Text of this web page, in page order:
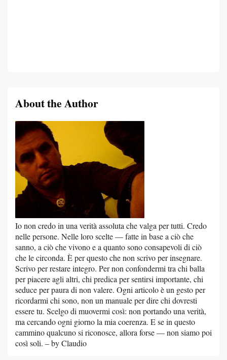
About the Author
Io non credo in una verità assoluta che valga per tutti. Credo
nelle persone. Nelle loro scelte — fatte in base a ciò che
sanno, a ciò che vivono e a quanto sono consapevoli di ciò
che le circonda. È per questo che non scrivo per insegnare.
Scrivo per restare integro. Per non confondermi tra chi balla
per piacere agli altri, chi predica per sentirsi importante, chi
seduce per paura di non valere. Ogni articolo è un gesto per
ricordarmi chi sono, non un manuale per dire chi dovresti
essere tu. Scelgo di muovermi così: non portando una verità,
ma cercando ogni giorno la mia coerenza. E se in questo
cammino qualcuno si riconosce, allora forse — non siamo poi
così soli. – by Claudio